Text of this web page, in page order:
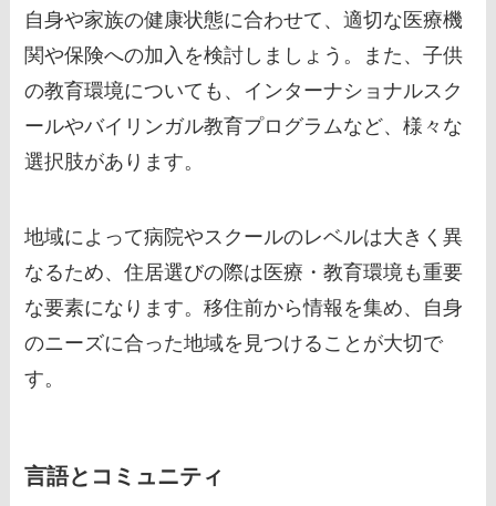
自身や家族の健康状態に合わせて、適切な医療機
関や保険への加入を検討しましょう。また、子供
の教育環境についても、インターナショナルスク
ールやバイリンガル教育プログラムなど、様々な
選択肢があります。
地域によって病院やスクールのレベルは大きく異
なるため、住居選びの際は医療・教育環境も重要
な要素になります。移住前から情報を集め、自身
のニーズに合った地域を見つけることが大切で
す。
言語とコミュニティ